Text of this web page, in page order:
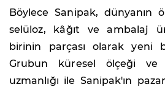
Böylece Sanipak, dünyanın
selüloz, kâğıt ve ambalaj
birinin parçası olarak yeni
Grubun küresel ölçeği ve
uzmanlığı ile Sanipak'ın